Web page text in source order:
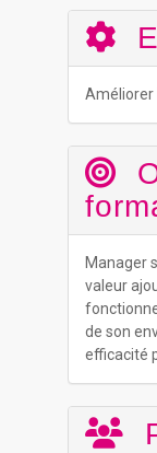
Améliorer
Manager
valeur
de son
efficacité